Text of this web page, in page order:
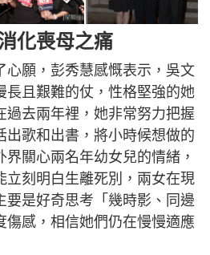
化喪母之痛
心願，彭秀慧感慨表示，吳文
長且艱難的仗，性格堅強的她
過去兩年裡，她非常努力把握
出歌和出書，將小時候想做的
關心兩名年幼女兒的情緒，
立刻明白生離死別，兩女在現
要是好奇思考「幾時影、同邊
傷感，相信她們仍在慢慢適應